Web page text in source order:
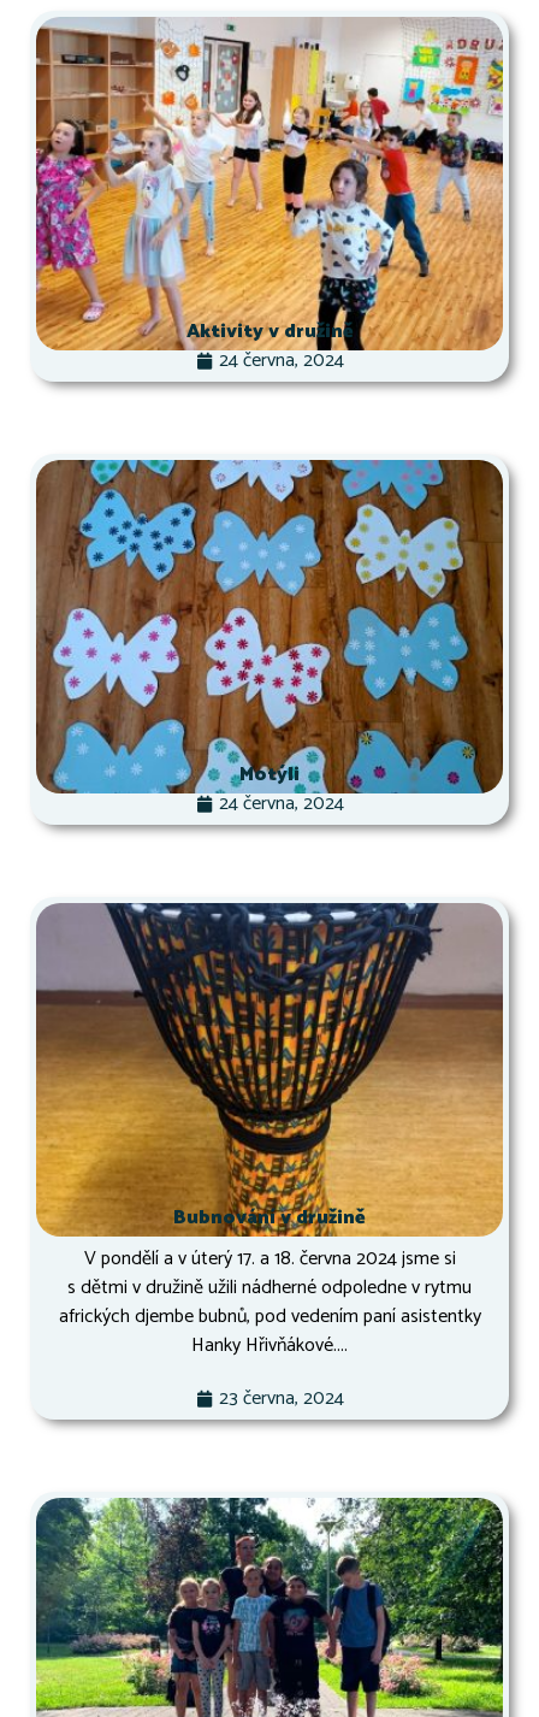
Aktivity v družině
24 června, 2024
Motýli
24 června, 2024
Bubnování v družině
V pondělí a v úterý 17. a 18. června 2024 jsme si
s dětmi v družině užili nádherné odpoledne v rytmu
afrických djembe bubnů, pod vedením paní asistentky
Hanky Hřivňákové....
23 června, 2024